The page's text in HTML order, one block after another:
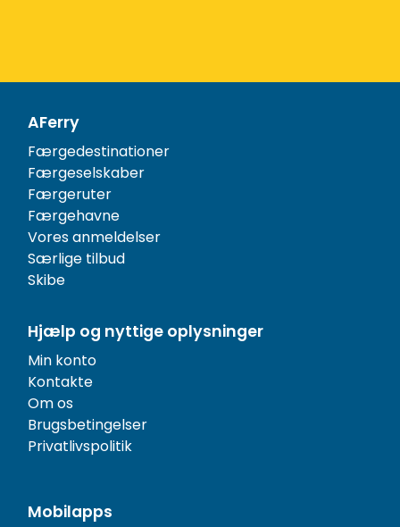
AFerry
Færgedestinationer
Færgeselskaber
Færgeruter
Færgehavne
Vores anmeldelser
Særlige tilbud
Skibe
Hjælp og nyttige oplysninger
Min konto
Kontakte
Om os
Brugsbetingelser
Privatlivspolitik
Mobilapps